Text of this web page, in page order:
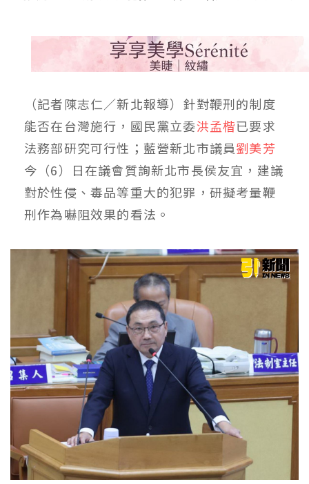
（記者陳志仁／新北報導）針對鞭刑的制度
能否在台灣施行，國民黨立委洪孟楷已要求
法務部研究可行性；藍營新北市議員劉美芳
今（6）日在議會質詢新北市長侯友宜，建議
對於性侵、毒品等重大的犯罪，研擬考量鞭
刑作為嚇阻效果的看法。